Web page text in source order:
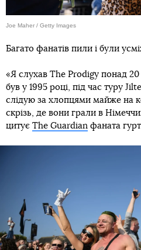
Joe Maher / Getty Images
Багато фанатів пили і були
«Я слухав The Prodigy понад
був у 1995 році, під час туру
слідую за хлопцями майже на
скрізь, де вони грали в
цитує The Guardian фаната